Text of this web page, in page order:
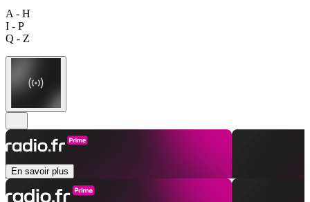
A - H
I - P
Q - Z
En savoir plus